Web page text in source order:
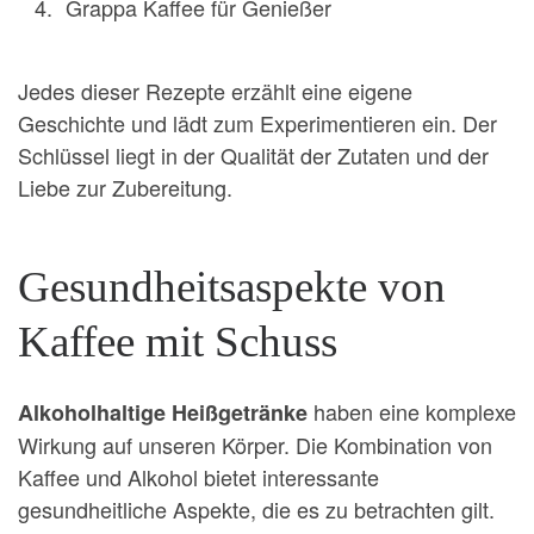
Grappa Kaffee für Genießer
Jedes dieser Rezepte erzählt eine eigene
Geschichte und lädt zum Experimentieren ein. Der
Schlüssel liegt in der Qualität der Zutaten und der
Liebe zur Zubereitung.
Gesundheitsaspekte von
Kaffee mit Schuss
Alkoholhaltige Heißgetränke haben eine komplexe
Wirkung auf unseren Körper. Die Kombination von
Kaffee und Alkohol bietet interessante
gesundheitliche Aspekte, die es zu betrachten gilt.